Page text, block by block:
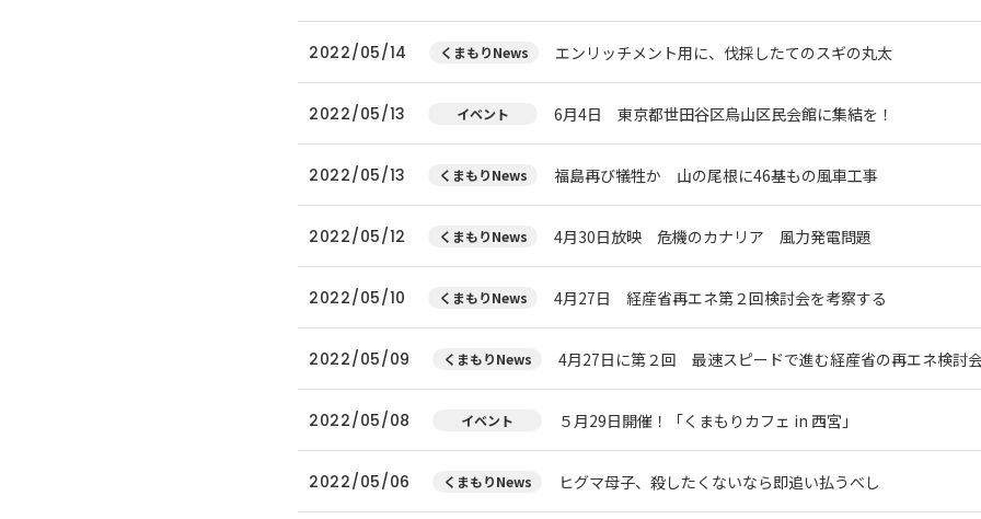
2022/05/14 くまもりNews エンリッチメント用に、伐採したてのスギの丸太
2022/05/13 イベント 6月4日 東京都世田谷区烏山区民会館に集結を！
2022/05/13 くまもりNews 福島再び犠牲か 山の尾根に46基もの風車工事
2022/05/12 くまもりNews 4月30日放映 危機のカナリア 風力発電問題
2022/05/10 くまもりNews 4月27日 経産省再エネ第２回検討会を考察する
2022/05/09 くまもりNews 4月27日に第２回 最速スピードで進む経産省の再エネ検討
2022/05/08 イベント ５月29日開催！「くまもりカフェ in 西宮」
2022/05/06 くまもりNews ヒグマ母子、殺したくないなら即追い払うべし